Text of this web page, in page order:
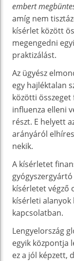
embert
amíg nem
kísérlet között
megengedni
praktizálást.
Az ügyész
egy hajléktalan
közötti összeget
influenza elleni
részt. E helyett
arányáról
nekik.
A kísérletet
kísérletet végző
kísérleti alanyok
kapcsolatban.
Lengyelország
egyik központja
ez a jól képzett,